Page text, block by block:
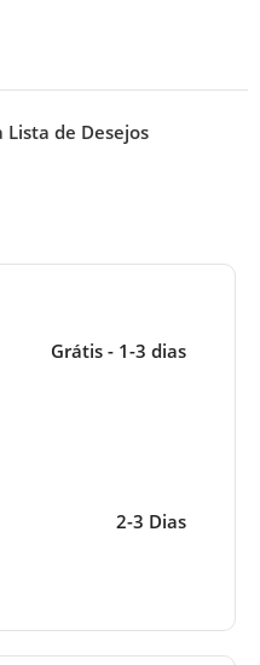
Lista de Desejos
Grátis - 1-3 dias
2-3 Dias